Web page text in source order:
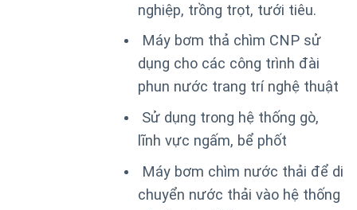
nghiệp, trồng trọt, tưới tiêu.
Máy bơm thả chìm CNP sử
dụng cho các công trình đài
phun nước trang trí nghệ thuật
Sử dụng trong hệ thống gò,
lĩnh vực ngấm, bể phốt
Máy bơm chìm nước thải để di
chuyển nước thải vào hệ thống